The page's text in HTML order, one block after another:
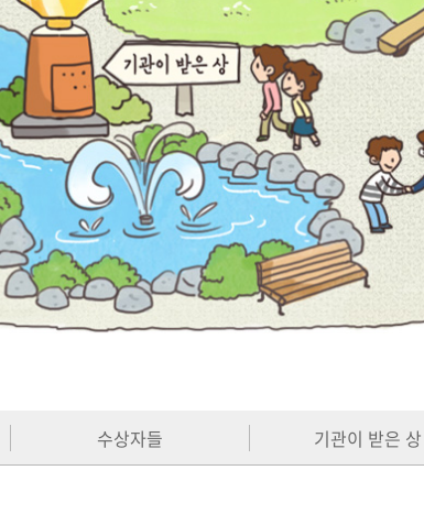
수상자들 기관이 받은 상